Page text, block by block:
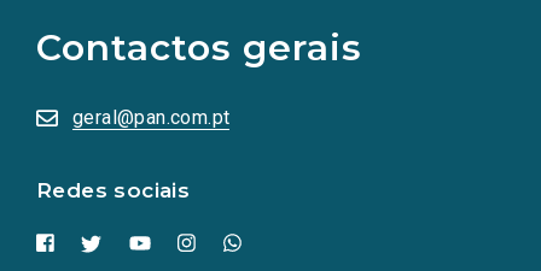
Contactos gerais
geral@pan.com.pt
Redes sociais
redes
sociais
numa
nova